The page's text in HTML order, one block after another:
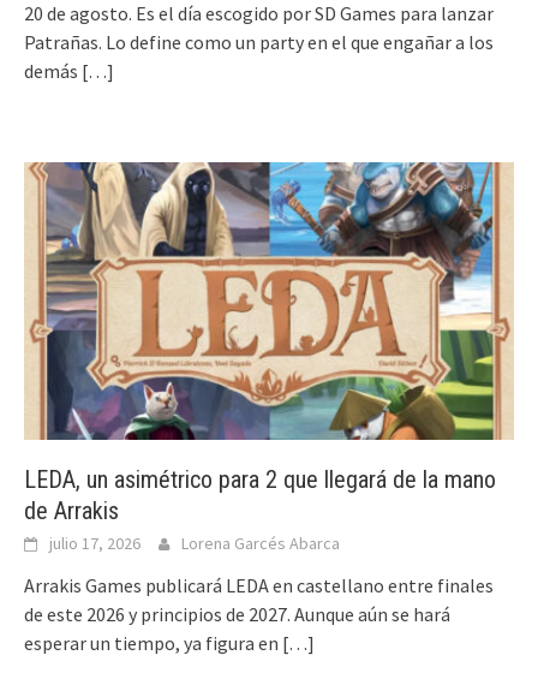
20 de agosto. Es el día escogido por SD Games para lanzar
Patrañas. Lo define como un party en el que engañar a los
demás […]
LEDA, un asimétrico para 2 que llegará de la mano
de Arrakis
julio 17, 2026 Lorena Garcés Abarca
Arrakis Games publicará LEDA en castellano entre finales
de este 2026 y principios de 2027. Aunque aún se hará
esperar un tiempo, ya figura en […]